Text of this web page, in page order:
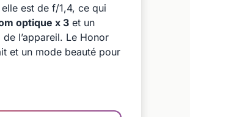
est de f/1,4, ce qui
optique x 3 et un
l’appareil. Le Honor
et un mode beauté pour